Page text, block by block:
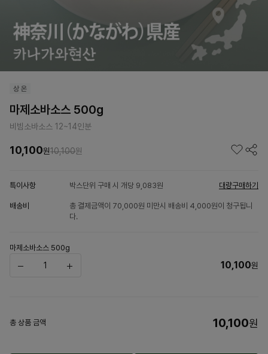
마제소바소스 500g
비빔소바소스 12~14인분
10,100원10,100원
특이사항 박스단위 구매 시 개당 9,083원 대량구매하기
배송비
총 결제금액이 70,000원 미만시 배송비 4,000원이 청구됩니
다.
마제소바소스 500g
10,100원
총 상품 금액 10,100원